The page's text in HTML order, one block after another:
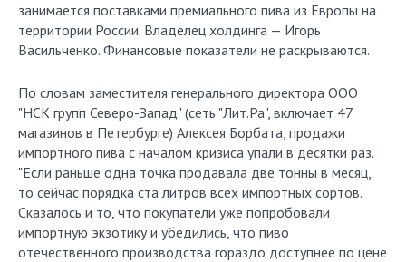
занимается поставками премиального пива из Европы на
территории России. Владелец холдинга — Игорь
Васильченко. Финансовые показатели не раскрываются.
По словам заместителя генерального директора ООО
"НСК групп Северо-Запад" (сеть "Лит.Ра", включает 47
магазинов в Петербурге) Алексея Борбата, продажи
импортного пива с началом кризиса упали в десятки раз.
"Если раньше одна точка продавала две тонны в месяц,
то сейчас порядка ста литров всех импортных сортов.
Сказалось и то, что покупатели уже попробовали
импортную экзотику и убедились, что пиво
отечественного производства гораздо доступнее по цене